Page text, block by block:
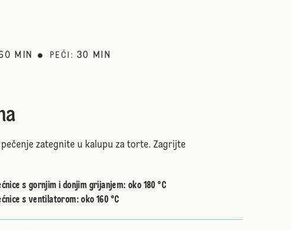
MIN PEĆI : 30 MIN
zategnite u kalupu za torte. Zagrijte
s gornjim i donjim grijanjem: oko 180 °C
s ventilatorom: oko 160 °C